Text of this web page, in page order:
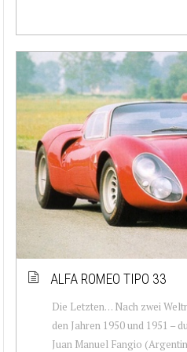
ALFA ROMEO TIPO 33
Die Letzten… Nach zwei
den Jahren 1950 und 1951 –
Juan Manuel Fangio